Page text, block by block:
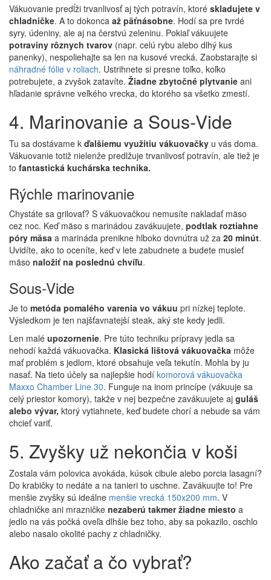
Vákuovanie predĺži trvanlivosť aj tých potravín, ktoré skladujete v
chladničke. A to dokonca až päťnásobne. Hodí sa pre tvrdé
syry, údeniny, ale aj na čerstvú zeleninu. Pokiaľ vákuujete
potraviny rôznych tvarov (napr. celú rybu alebo dlhý kus
panenky), nespoliehajte sa len na kusové vrecká. Zaobstarajte si
náhradné fólie v roliach. Ustrihnete si presne toľko, koľko
potrebujete, a zvyšok zatavíte. Žiadne zbytočné plytvanie ani
hľadanie správne veľkého vrecka, do ktorého sa všetko zmestí.
4. Marinovanie a Sous-Vide
Tu sa dostávame k ďalšiemu využitiu vákuovačky u vás doma.
Vákuovanie totiž nielenže predlžuje trvanlivosť potravín, ale tiež je
to fantastická kuchárska technika.
Rýchle marinovanie
Chystáte sa grilovať? S vákuovačkou nemusíte nakladať mäso
cez noc. Keď mäso s marinádou zavákuujete, podtlak roztiahne
póry mäsa a marináda prenikne hlboko dovnútra už za 20 minút.
Uvidíte, ako to oceníte, keď v lete zabudnete a budete musieť
mäso naložiť na poslednú chvíľu.
Sous-Vide
Je to metóda pomalého varenia vo vákuu pri nízkej teplote.
Výsledkom je ten najšťavnatejší steak, aký ste kedy jedli.
Len malé upozornenie. Pre túto techniku ​​prípravy jedla sa
nehodí každá vákuovačka. Klasická lištová vákuovačka môže
mať problém s jedlom, ktoré obsahuje veľa tekutín. Mohla by ju
nasať. Na tieto účely sa najlepšie hodí komorová vákuovačka
Maxxo Chamber Line 30. Funguje na inom princípe (vákuuje sa
celý priestor komory), takže v nej bezpečne zavákuujete aj guláš
alebo vývar, ktorý vytiahnete, keď budete chorí a nebude sa vám
chcieť variť.
5. Zvyšky už nekončia v koši
Zostala vám polovica avokáda, kúsok cibule alebo porcia lasagní?
Do krabičky to nedáte a na tanieri to uschne. Zavákuujte to! Pre
menšie zvyšky sú ideálne menšie vrecká 150x200 mm. V
chladničke ani mrazničke nezaberú takmer žiadne miesto a
jedlo na vás počká oveľa dlhšie bez toho, aby sa pokazilo, oschlo
alebo nasalo okolité pachy z chladničky.
Ako začať a čo vybrať?